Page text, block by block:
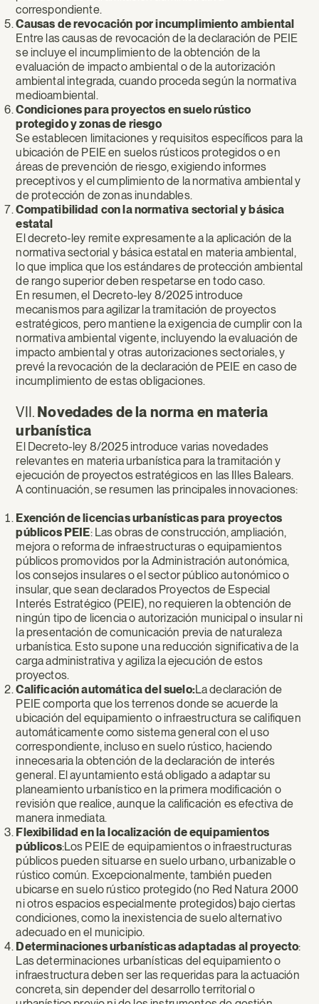
correspondiente.
Causas de revocación por incumplimiento ambiental
Entre las causas de revocación de la declaración de PEIE
se incluye el incumplimiento de la obtención de la
evaluación de impacto ambiental o de la autorización
ambiental integrada, cuando proceda según la normativa
medioambiental.
Condiciones para proyectos en suelo rústico
protegido y zonas de riesgo
Se establecen limitaciones y requisitos específicos para la
ubicación de PEIE en suelos rústicos protegidos o en
áreas de prevención de riesgo, exigiendo informes
preceptivos y el cumplimiento de la normativa ambiental y
de protección de zonas inundables.
Compatibilidad con la normativa sectorial y básica
estatal
El decreto-ley remite expresamente a la aplicación de la
normativa sectorial y básica estatal en materia ambiental,
lo que implica que los estándares de protección ambiental
de rango superior deben respetarse en todo caso.
En resumen, el Decreto-ley 8/2025 introduce
mecanismos para agilizar la tramitación de proyectos
estratégicos, pero mantiene la exigencia de cumplir con la
normativa ambiental vigente, incluyendo la evaluación de
impacto ambiental y otras autorizaciones sectoriales, y
prevé la revocación de la declaración de PEIE en caso de
incumplimiento de estas obligaciones.
VII. Novedades de la norma en materia
urbanística
El Decreto-ley 8/2025 introduce varias novedades
relevantes en materia urbanística para la tramitación y
ejecución de proyectos estratégicos en las Illes Balears.
A continuación, se resumen las principales innovaciones:
Exención de licencias urbanísticas para proyectos
públicos PEIE: Las obras de construcción, ampliación,
mejora o reforma de infraestructuras o equipamientos
públicos promovidos por la Administración autonómica,
los consejos insulares o el sector público autonómico o
insular, que sean declarados Proyectos de Especial
Interés Estratégico (PEIE), no requieren la obtención de
ningún tipo de licencia o autorización municipal o insular ni
la presentación de comunicación previa de naturaleza
urbanística. Esto supone una reducción significativa de la
carga administrativa y agiliza la ejecución de estos
proyectos.
Calificación automática del suelo:La declaración de
PEIE comporta que los terrenos donde se acuerde la
ubicación del equipamiento o infraestructura se califiquen
automáticamente como sistema general con el uso
correspondiente, incluso en suelo rústico, haciendo
innecesaria la obtención de la declaración de interés
general. El ayuntamiento está obligado a adaptar su
planeamiento urbanístico en la primera modificación o
revisión que realice, aunque la calificación es efectiva de
manera inmediata.
Flexibilidad en la localización de equipamientos
públicos:Los PEIE de equipamientos o infraestructuras
públicos pueden situarse en suelo urbano, urbanizable o
rústico común. Excepcionalmente, también pueden
ubicarse en suelo rústico protegido (no Red Natura 2000
ni otros espacios especialmente protegidos) bajo ciertas
condiciones, como la inexistencia de suelo alternativo
adecuado en el municipio.
Determinaciones urbanísticas adaptadas al proyecto:
Las determinaciones urbanísticas del equipamiento o
infraestructura deben ser las requeridas para la actuación
concreta, sin depender del desarrollo territorial o